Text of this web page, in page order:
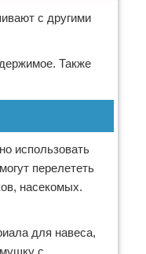
с другими
Также
использовать
перелететь
насекомых.
для навеса,
с